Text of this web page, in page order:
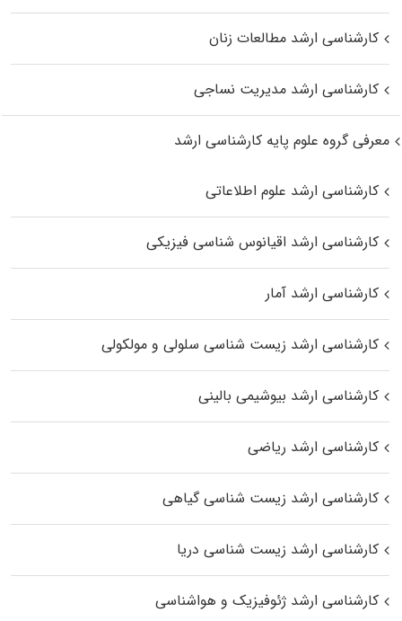
کارشناسی ارشد مطالعات زنان
کارشناسی ارشد مدیریت نساجی
معرفی گروه علوم پایه کارشناسی ارشد
کارشناسی ارشد علوم اطلاعاتی
کارشناسی ارشد اقیانوس‌ شناسی فیزیکی
کارشناسی ارشد آمار
کارشناسی ارشد زیست شناسی سلولی و مولکولی
کارشناسی ارشد بیوشیمی بالینی
کارشناسی ارشد ریاضی
کارشناسی ارشد زیست‌ شناسی گیاهی
کارشناسی ارشد زیست‌ شناسی دریا
کارشناسی ارشد ژئوفیزیک و هواشناسی